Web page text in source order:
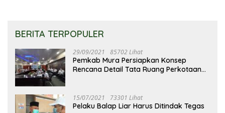
BERITA TERPOPULER
29/09/2021 85702 Lihat
Pemkab Mura Persiapkan Konsep
Rencana Detail Tata Ruang Perkotaan
15/07/2021 73301 Lihat
Pelaku Balap Liar Harus Ditindak Tegas